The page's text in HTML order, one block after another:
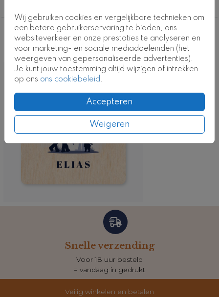
Wij gebruiken cookies en vergelijkbare technieken om
een betere gebruikerservaring te bieden, ons
websiteverkeer en onze prestaties te analyseren en
voor marketing- en sociale mediadoeleinden (het
weergeven van gepersonaliseerde advertenties).
Je kunt jouw toestemming altijd wijzigen of intrekken
op ons ons cookiebeleid.
Accepteren
Weigeren
een drukproef van het ontwerp te bestellen zodat je
het hout gecombineerd met het drukwerk goed kunt
beoordelen.
We kunnen geen garantie geven op de kleuren, het
hangt af van de nerf van het hout, hoe de kleur er in
werkelijkheid uitziet.
LET OP! Op hout wordt de kleur wit niet gedrukt,
gebruik deze kleur dus niet in je ontwerp.
Kaartcode: H-0758-j2
Deze ontwerpen vind je misschien ook
leuk
Snelle verzending
Voor 18 uur besteld
= vandaag in gedrukt
Veilig winkelen en betalen